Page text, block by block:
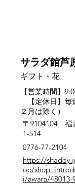
サラダ館芦
ギフト・花
【営業時間】
【定休日】毎
２月は除く）
〒9104104 福
1-514
0776-77-2104
https://
op/
i/awara/48013-